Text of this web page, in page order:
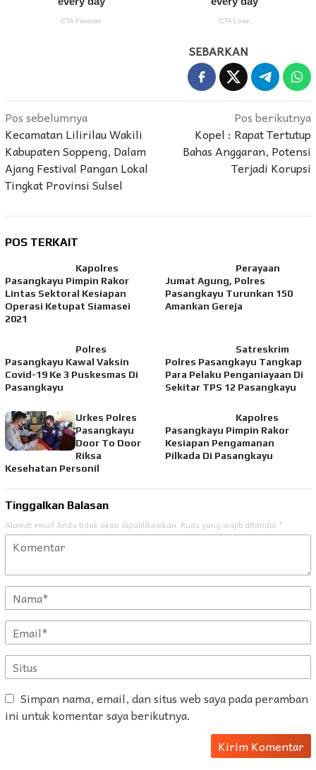
SEBARKAN
Navigasi
pos
Pos sebelumnya
Kecamatan Lilirilau Wakili
Kabupaten Soppeng, Dalam
Ajang Festival Pangan Lokal
Tingkat Provinsi Sulsel
Pos berikutnya
Kopel : Rapat Tertutup
Bahas Anggaran, Potensi
Terjadi Korupsi
POS TERKAIT
Kapolres
Pasangkayu Pimpin Rakor
Lintas Sektoral Kesiapan
Operasi Ketupat Siamasei
2021
Perayaan
Jumat Agung, Polres
Pasangkayu Turunkan 150
Amankan Gereja
Polres
Pasangkayu Kawal Vaksin
Covid-19 Ke 3 Puskesmas Di
Pasangkayu
Satreskrim
Polres Pasangkayu Tangkap
Para Pelaku Penganiayaan Di
Sekitar TPS 12 Pasangkayu
Urkes Polres
Pasangkayu
Door To Door
Riksa
Kesehatan Personil
Kapolres
Pasangkayu Pimpin Rakor
Kesiapan Pengamanan
Pilkada Di Pasangkayu
Tinggalkan Balasan
Alamat email Anda tidak akan dipublikasikan. Ruas yang wajib ditandai *
Simpan nama, email, dan situs web saya pada peramban
ini untuk komentar saya berikutnya.